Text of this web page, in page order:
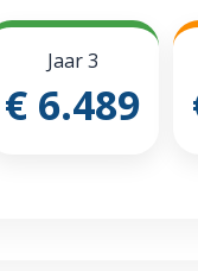
Jaar 3
€ 6.489